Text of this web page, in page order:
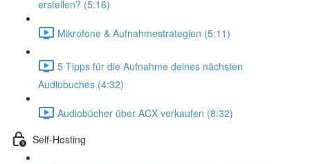
erstellen? (5:16)
Mikrofone & Aufnahmestrategien (5:11)
5 Tipps für die Aufnahme deines nächsten
Audiobuches (4:32)
Audiobücher über ACX verkaufen (8:32)
Self-Hosting